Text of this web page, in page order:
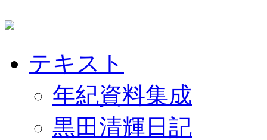
テキスト
年紀資料集成
黒田清輝日記